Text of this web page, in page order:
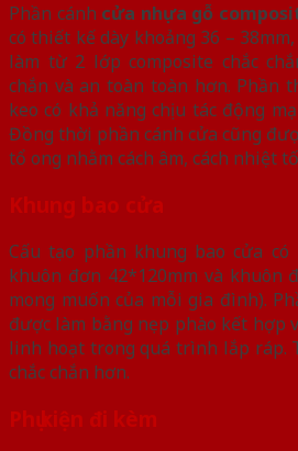
Phần cánh cửa nhựa gỗ
có thiết kế dày khoảng 36 –
làm từ 2 lớp composite chắc
chắn và an toàn toàn hơn. Phần
keo có khả năng chịu tác động
Đồng thời phần cánh cửa cũng
tổ ong nhằm cách âm, cách nhiệt
Khung bao cửa
Cấu tạo phần khung bao cửa
khuôn đơn 42*120mm và khuôn
mong muốn của mỗi gia đình).
được làm bằng nẹp phào kết hợp
linh hoạt trong quá trình lắp ráp.
chắc chắn hơn.
Phụ kiện đi kèm